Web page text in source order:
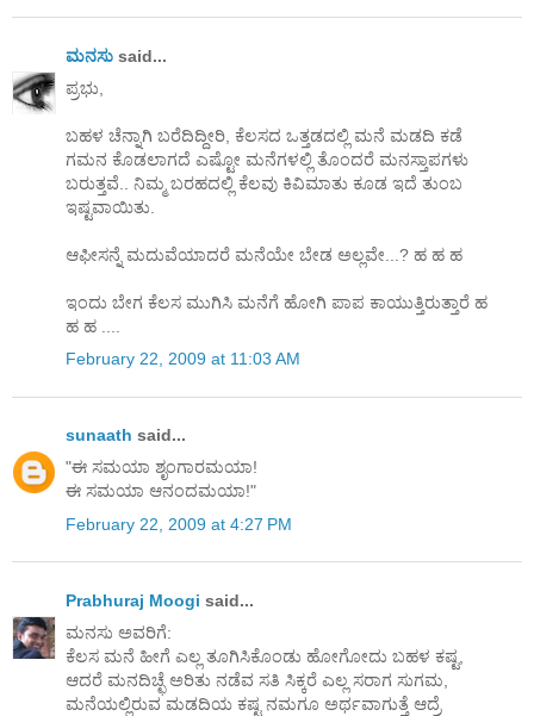
ಮನಸು said...
ಪ್ರಭು,
ಬಹಳ ಚೆನ್ನಾಗಿ ಬರೆದಿದ್ದೀರಿ, ಕೆಲಸದ ಒತ್ತಡದಲ್ಲಿ ಮನೆ ಮಡದಿ ಕಡೆ
ಗಮನ ಕೊಡಲಾಗದೆ ಎಷ್ಟೋ ಮನೆಗಳಲ್ಲಿ ತೊಂದರೆ ಮನಸ್ತಾಪಗಳು
ಬರುತ್ತವೆ.. ನಿಮ್ಮ ಬರಹದಲ್ಲಿ ಕೆಲವು ಕಿವಿಮಾತು ಕೂಡ ಇದೆ ತುಂಬ
ಇಷ್ಟವಾಯಿತು.
ಆಫೀಸನ್ನೆ ಮದುವೆಯಾದರೆ ಮನೆಯೇ ಬೇಡ ಅಲ್ಲವೇ...? ಹ ಹ ಹ
ಇಂದು ಬೇಗ ಕೆಲಸ ಮುಗಿಸಿ ಮನೆಗೆ ಹೋಗಿ ಪಾಪ ಕಾಯುತ್ತಿರುತ್ತಾರೆ ಹ
ಹ ಹ ....
February 22, 2009 at 11:03 AM
sunaath said...
"ಈ ಸಮಯಾ ಶೃಂಗಾರಮಯಾ!
ಈ ಸಮಯಾ ಆನಂದಮಯಾ!"
February 22, 2009 at 4:27 PM
Prabhuraj Moogi said...
ಮನಸು ಅವರಿಗೆ:
ಕೆಲಸ ಮನೆ ಹೀಗೆ ಎಲ್ಲ ತೂಗಿಸಿಕೊಂಡು ಹೋಗೋದು ಬಹಳ ಕಷ್ಟ,
ಆದರೆ ಮನದಿಚ್ಛೆ ಅರಿತು ನಡೆವ ಸತಿ ಸಿಕ್ಕರೆ ಎಲ್ಲ ಸರಾಗ ಸುಗಮ,
ಮನೆಯಲ್ಲಿರುವ ಮಡದಿಯ ಕಷ್ಟ ನಮಗೂ ಅರ್ಥವಾಗುತ್ತೆ ಆದ್ರೆ